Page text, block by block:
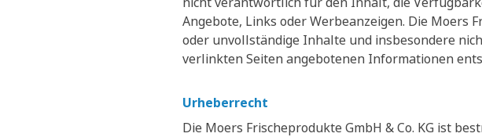
Angebote, Links oder Werbeanzeigen. Die Moers
oder unvollständige Inhalte und insbesondere
verlinkten Seiten angebotenen Informationen
Urheberrecht
Die Moers Frischeprodukte GmbH & Co. KG ist